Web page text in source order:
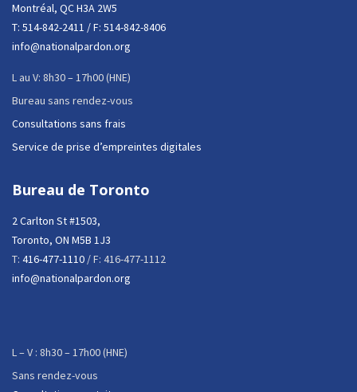
Montréal, QC H3A 2W5
T: 514-842-2411 / F: 514-842-8406
info@nationalpardon.org
L au V: 8h30 – 17h00 (HNE)
Bureau sans rendez-vous
Consultations sans frais
Service de prise d’empreintes digitales
Bureau de Toronto
2 Carlton St #1503,
Toronto, ON M5B 1J3
T: 416-477-1110 / F: 416-477-1112
info@nationalpardon.org
L – V : 8h30 – 17h00 (HNE)
Sans rendez-vous